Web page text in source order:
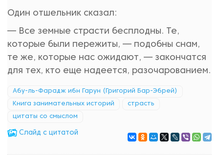
Один отшельник сказал:
— Все земные страсти бесплодны. Те,
которые были пережиты, — подобны снам,
те же, которые нас ожидают, — закончатся
для тех, кто еще надеется, разочарованием.
Абу-ль-Фарадж ибн Гарун (Григорий Бар-Эбрей)
Книга занимательных историй страсть
цитаты со смыслом
Cлайд с цитатой